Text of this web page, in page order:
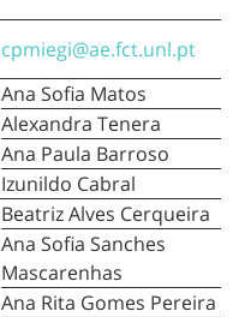
cpmiegi@ae.fct.unl.pt
Ana Sofia Matos
Alexandra Tenera
Ana Paula Barroso
Izunildo Cabral
Beatriz Alves Cerqueira
Ana Sofia Sanches
Mascarenhas
Ana Rita Gomes Pereira